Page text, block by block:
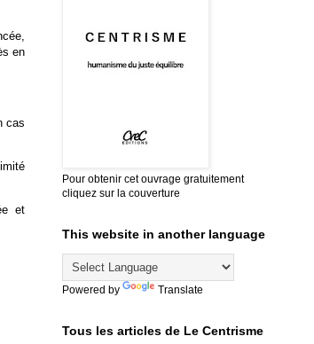
en
cas
et
Pour obtenir cet ouvrage gratuitement
cliquez sur la couverture
This website in another language
Powered by Translate
Tous les articles de Le Centrisme